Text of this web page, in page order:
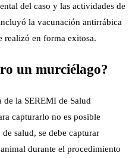
del caso y las actividades de
la vacunación antirrábica
realizó en forma exitosa.
un murciélago?
la SEREMI de Salud
capturarlo no es posible
salud, se debe capturar
durante el procedimiento